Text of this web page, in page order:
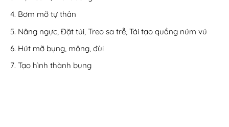
Bơm mỡ tự thân
Nâng ngực, Đặt túi, Treo sa trễ, Tái tạo quầng núm vú
Hút mỡ bụng, mông, đùi
Tạo hình thành bụng